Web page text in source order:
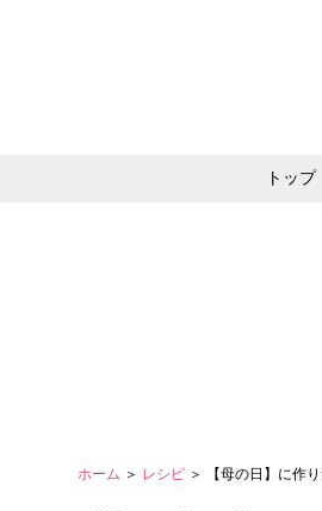
トップ
ホーム ＞ レシピ ＞ 【母の日】に作